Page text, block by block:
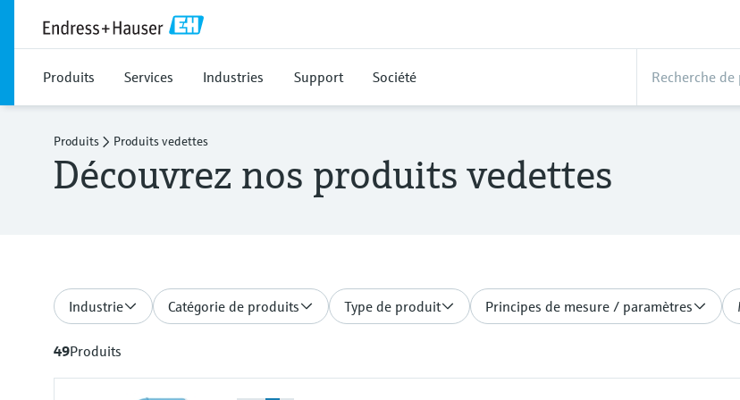
Produits Services Industries Support Société
Produits Produits vedettes
Découvrez nos produits vedettes
Industrie Catégorie de produits Type de produit Principes de mesure / paramètres
49Produits